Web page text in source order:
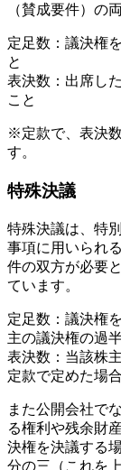
（賛成要件）の
定足数：議決権
と
表決数：出席し
こと
※定款で、表決
す。
特殊決議
特殊決議は、特
事項に用いられ
件の双方が必要
ています。
定足数：議決権
主の議決権の過
表決数：当該株
定款で定めた場
また公開会社で
る権利や残余財
決権を決議する
分の三（これを